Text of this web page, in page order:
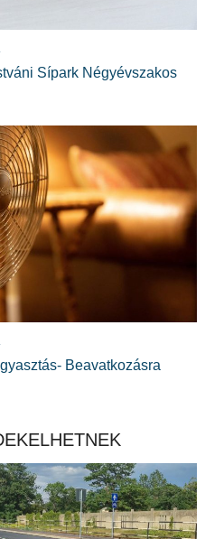
Sípark Négyévszakos
Beavatkozásra